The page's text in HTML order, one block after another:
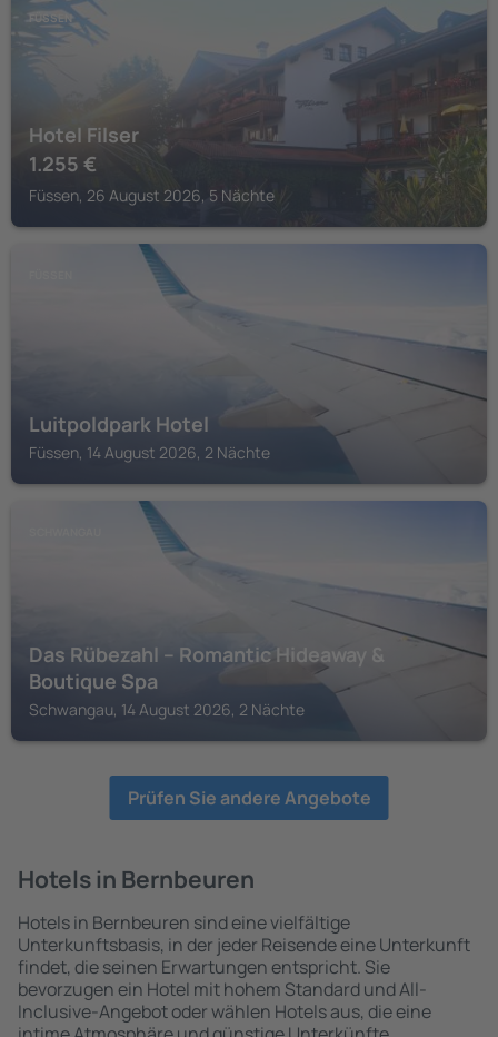
FÜSSEN
Hotel Filser
1.255 €
Füssen, 26 August 2026, 5 Nächte
Luitpoldpark Hotel
Füssen, 14 August 2026, 2 Nächte
Das Rübezahl – Romantic Hideaway &
Boutique Spa
Schwangau, 14 August 2026, 2 Nächte
Prüfen Sie andere Angebote
Hotels in Bernbeuren
Hotels in Bernbeuren sind eine vielfältige
Unterkunftsbasis, in der jeder Reisende eine Unterkunft
findet, die seinen Erwartungen entspricht. Sie
bevorzugen ein Hotel mit hohem Standard und All-
Inclusive-Angebot oder wählen Hotels aus, die eine